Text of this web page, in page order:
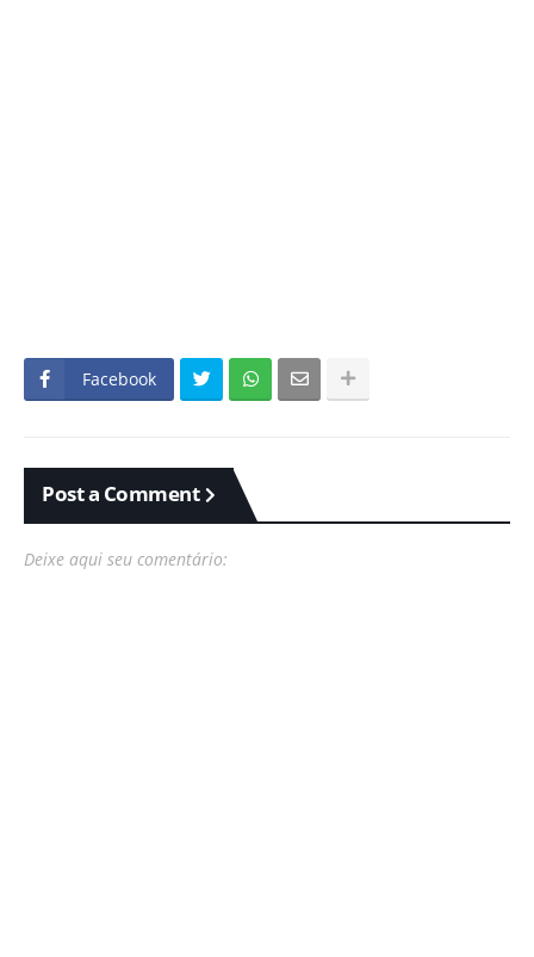
Facebook
Post a Comment
Deixe aqui seu comentário: